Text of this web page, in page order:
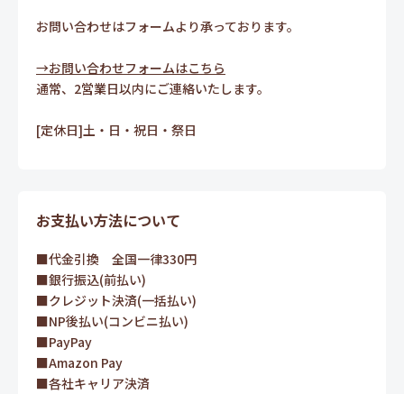
お問い合わせはフォームより承っております。
→お問い合わせフォームはこちら
通常、2営業日以内にご連絡いたします。
[定休日]土・日・祝日・祭日
お支払い方法について
■代金引換 全国一律330円
■銀行振込(前払い)
■クレジット決済(一括払い)
■NP後払い(コンビニ払い)
■PayPay
■Amazon Pay
■各社キャリア決済